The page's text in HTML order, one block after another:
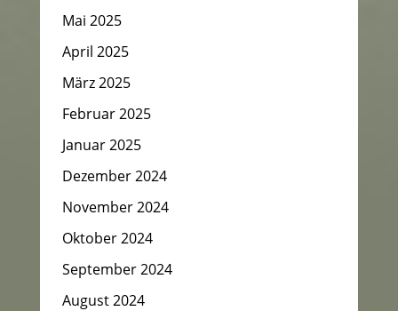
Mai 2025
April 2025
März 2025
Februar 2025
Januar 2025
Dezember 2024
November 2024
Oktober 2024
September 2024
August 2024